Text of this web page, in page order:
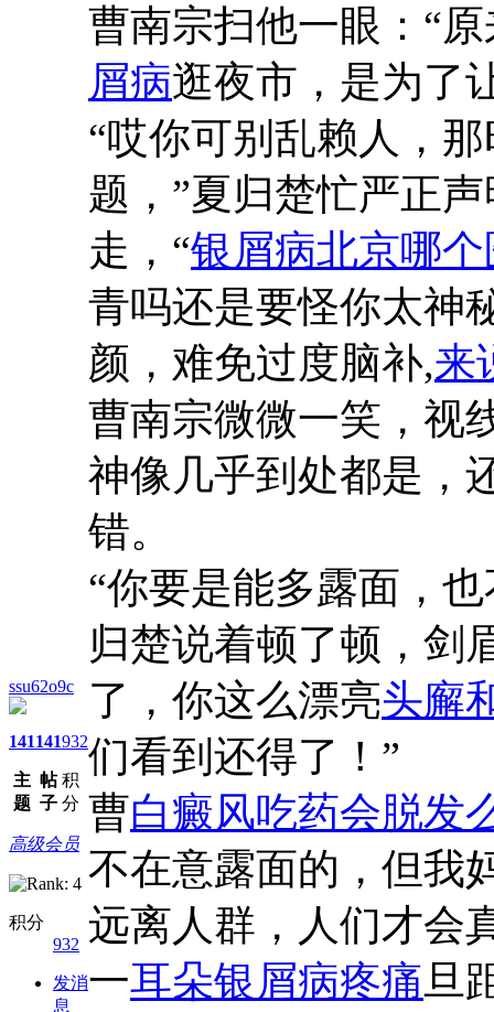
ssu62o9c
141
主
题
141
帖
子
932
积
分
高级会员
积分
932
发消
息
曹南宗扫他一眼：“
屑病逛夜市，是为了
“哎你可别乱赖人，
题，”夏归楚忙严正
走，“银屑病北京哪
青吗还是要怪你太神
颜，难免过度脑补,来
曹南宗微微一笑，视
神像几乎到处都是，
错。
“你要是能多露面，
归楚说着顿了顿，剑
了，你这么漂亮头廨
们看到还得了！”
曹白癜风吃药会脱发
不在意露面的，但我
远离人群，人们才会
一耳朵银屑病疼痛旦